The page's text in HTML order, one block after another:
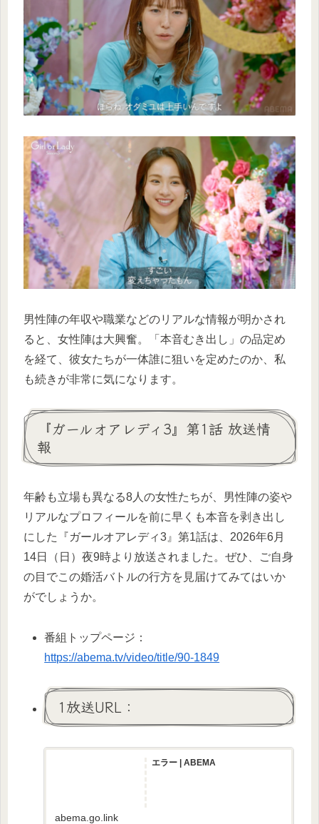
男性陣の年収や職業などのリアルな情報が明かされ
ると、女性陣は大興奮。「本音むき出し」の品定め
を経て、彼女たちが一体誰に狙いを定めたのか、私
も続きが非常に気になります。
『ガールオアレディ3』第1話 放送情
報
年齢も立場も異なる8人の女性たちが、男性陣の姿や
リアルなプロフィールを前に早くも本音を剥き出し
にした『ガールオアレディ3』第1話は、2026年6月
14日（日）夜9時より放送されました。ぜひ、ご自身
の目でこの婚活バトルの行方を見届けてみてはいか
がでしょうか。
番組トップページ：
https://abema.tv/video/title/90-1849
1放送URL：
エラー | ABEMA
abema.go.link